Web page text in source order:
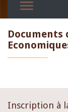
Documents
Inscription à